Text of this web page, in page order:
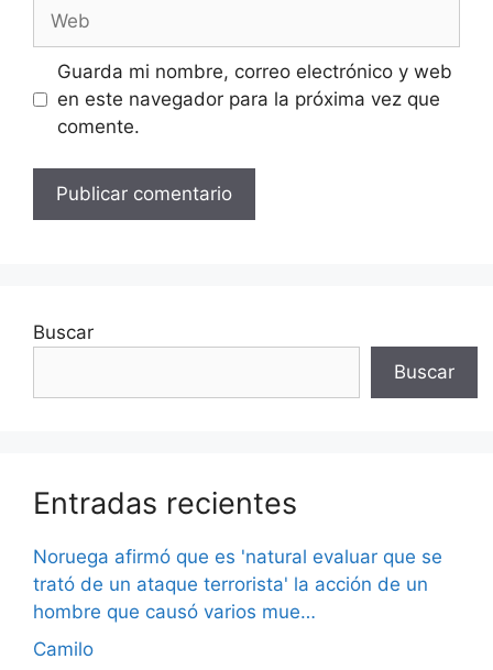
Guarda mi nombre, correo electrónico y web
en este navegador para la próxima vez que
comente.
Buscar
Buscar
Entradas recientes
Noruega afirmó que es 'natural evaluar que se
trató de un ataque terrorista' la acción de un
hombre que causó varios mue…
Camilo